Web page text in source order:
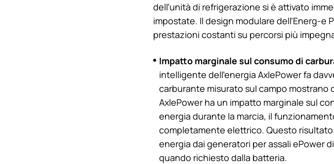
dell’unità di refrigerazione si è attivato
impostate. Il design modulare dell’Energ-
prestazioni costanti su percorsi più
Impatto marginale sul consumo di
intelligente dell’energia AxlePower fa
carburante misurato sul campo mostrano
AxlePower ha un impatto marginale sul
energia durante la marcia, il
completamente elettrico. Questo
energia dai generatori per assali ePower
quando richiesto dalla batteria.